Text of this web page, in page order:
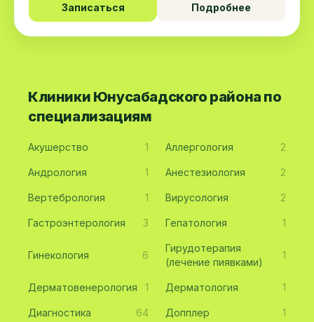
Записаться Подробнее
Клиники Юнусабадского района по
специализациям
Акушерство 1 Аллергология 2
Андрология 1 Анестезиология 2
Вертебрология 1 Вирусология 2
Гастроэнтерология 3 Гепатология 1
Гинекология 6
Гирудотерапия
(лечение пиявками)
1
Дерматовенерология 1 Дерматология 1
Диагностика 64 Допплер 1